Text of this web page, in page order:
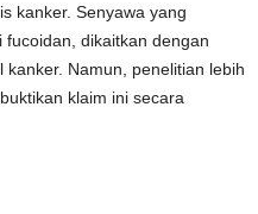
kanker. Senyawa yang
dikaitkan dengan
Namun, penelitian lebih
klaim ini secara